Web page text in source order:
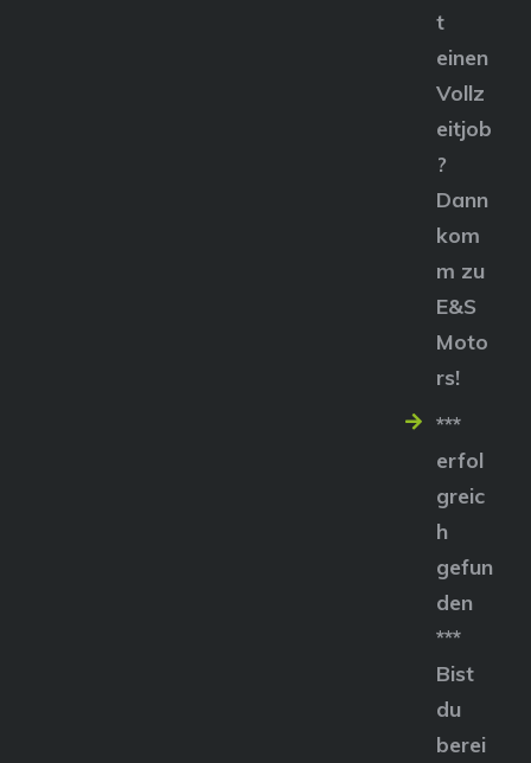
t
einen
Vollz
eitjob
?
Dann
kom
m zu
E&S
Moto
rs!
***
erfol
greic
h
gefun
den
***
Bist
du
berei